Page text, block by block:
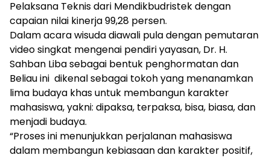
Pelaksana Teknis dari Mendikbudristek dengan
capaian nilai kinerja 99,28 persen.
Dalam acara wisuda diawali pula dengan pemutaran
video singkat mengenai pendiri yayasan, Dr. H.
Sahban Liba sebagai bentuk penghormatan dan
Beliau ini dikenal sebagai tokoh yang menanamkan
lima budaya khas untuk membangun karakter
mahasiswa, yakni: dipaksa, terpaksa, bisa, biasa, dan
menjadi budaya.
“Proses ini menunjukkan perjalanan mahasiswa
dalam membangun kebiasaan dan karakter positif,